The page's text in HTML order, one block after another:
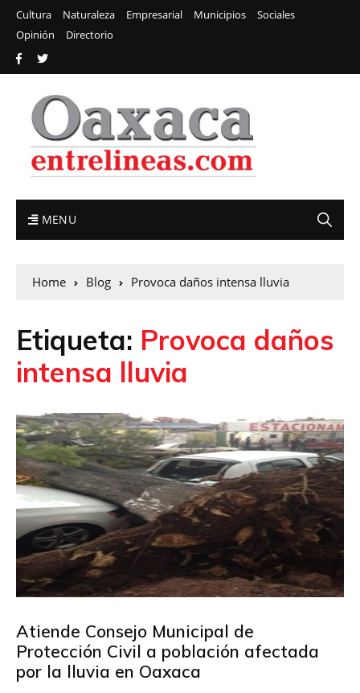
Cultura Naturaleza Empresarial Municipios
Sociales
Opinión
Directorio
MENU
Home Blog Provoca daños intensa lluvia
Etiqueta: Provoca daños
intensa lluvia
Atiende Consejo Municipal de
Protección Civil a población afectada
por la lluvia en Oaxaca